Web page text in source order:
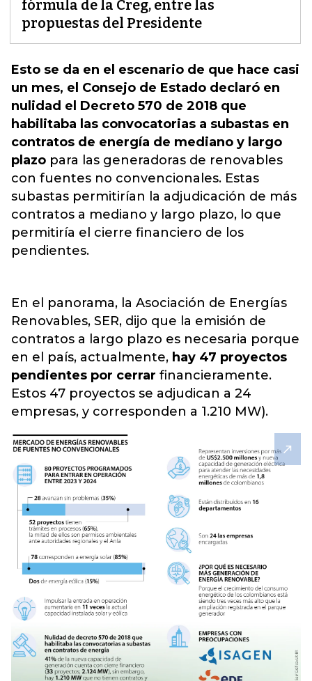
fórmula de la Creg, entre las
propuestas del Presidente
Esto se da en el escenario de que hace casi
un mes, el Consejo de Estado declaró en
nulidad el Decreto 570 de 2018 que
habilitaba las convocatorias a subastas en
contratos de energía de mediano y largo
plazo para las generadoras de renovables
con fuentes no convencionales. Estas
subastas permitirían la adjudicación de más
contratos a mediano y largo plazo, lo que
permitiría el cierre financiero de los
pendientes.
En el panorama, la Asociación de Energías
Renovables, SER, dijo que la emisión de
contratos a largo plazo es necesaria porque
en el país, actualmente, hay 47 proyectos
pendientes por cerrar financieramente.
Estos 47 proyectos se adjudican a 24
empresas, y corresponden a 1.210 MW).